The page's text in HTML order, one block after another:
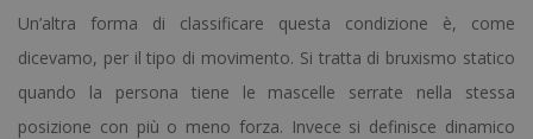
Un’altra forma di classificare questa condizione è, come
dicevamo, per il tipo di movimento. Si tratta di bruxismo statico
quando la persona tiene le mascelle serrate nella stessa
posizione con più o meno forza. Invece si definisce dinamico